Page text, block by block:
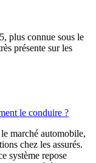
plus connue sous le
présente sur les
le conduire ?
marché automobile,
chez les assurés.
système repose